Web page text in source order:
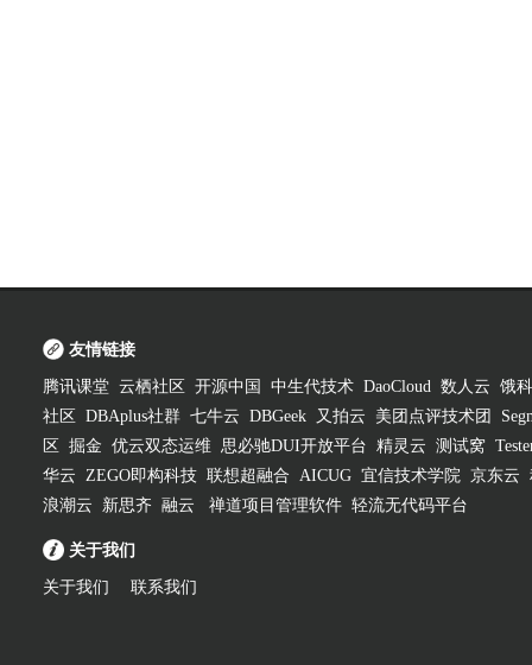
友情链接
腾讯课堂 云栖社区 开源中国 中生代技术 DaoCloud 数人云 饿
社区
DBAplus社群 七牛云 DBGeek 又拍云 美团点评技术团
区
掘金 优云双态运维 思必驰DUI开放平台 精灵云 测试窝
华云 ZEGO即构科技 联想超融合 AICUG 宜信技术学院 京东云
浪潮云
新思齐 融云 禅道项目管理软件 轻流无代码平台
关于我们
关于我们 联系我们